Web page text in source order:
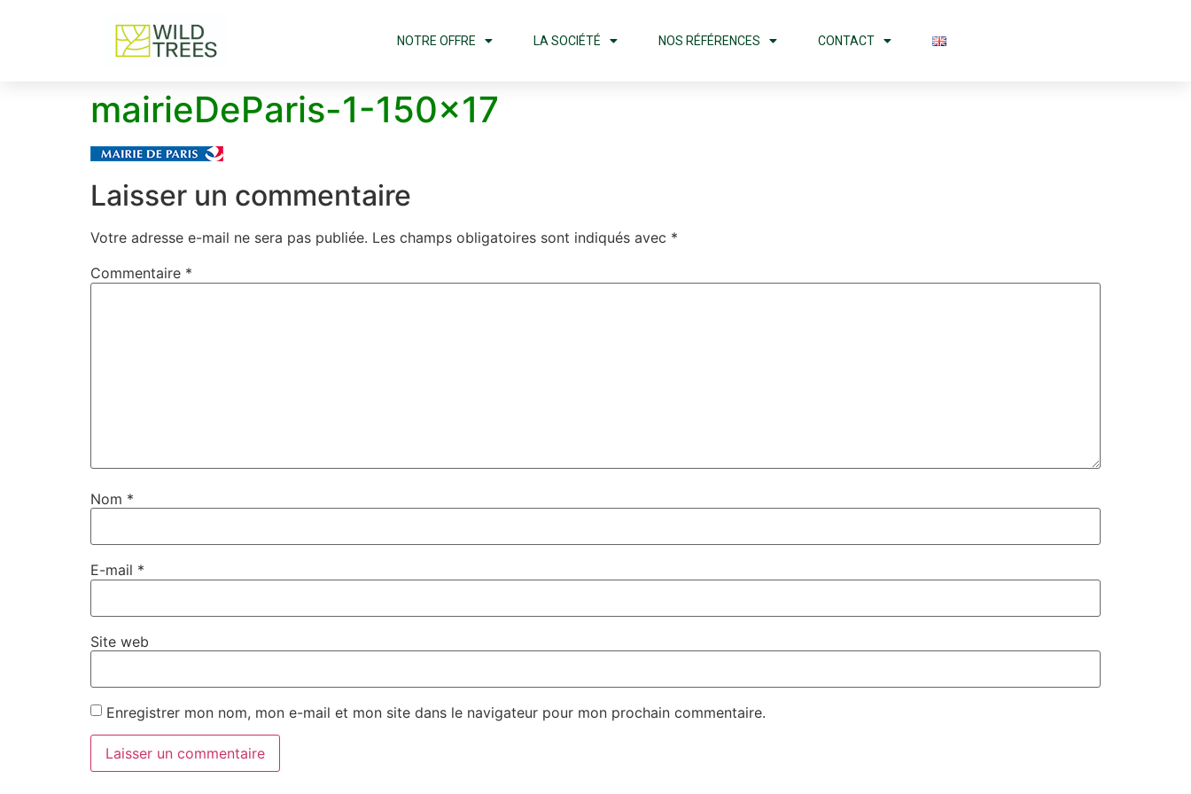
NOTRE OFFRE LA SOCIÉTÉ NOS RÉFÉRENCES CONTACT
mairieDeParis-1-150×17
Laisser un commentaire
Votre adresse e-mail ne sera pas publiée. Les champs obligatoires sont indiqués avec *
Commentaire *
Nom *
E-mail *
Site web
Enregistrer mon nom, mon e-mail et mon site dans le navigateur pour mon prochain commentaire.